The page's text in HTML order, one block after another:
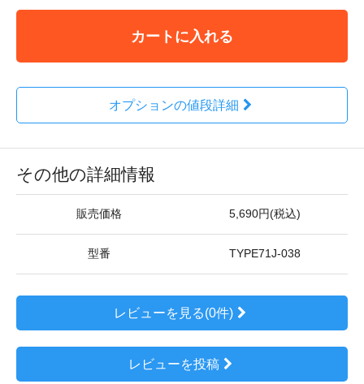
カートに入れる
オプションの値段詳細
その他の詳細情報
販売価格 5,690円(税込)
型番 TYPE71J-038
レビューを見る(0件)
レビューを投稿